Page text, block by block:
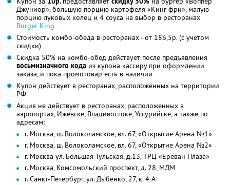
Джуниор», большую порцию картофеля «Кинг фри», малую
порцию луковых колец и 4 соуса на выбор в ресторанах
Burger King
Стоимость комбо-обеда в ресторанах - от 186,5р. (с учетом
скидки)
Скидка 50% на комбо-обед действует после предъявления
восьмизначного кода из купона кассиру при оформлении
заказа, и пока промотовар есть в наличии
Купон действует в ресторанах, расположенных на территории
РФ
Акция не действует в ресторанах, расположенных в
аэропортах, Ижевске, Владивостоке, Уссурийске, а также по
адресам:
г. Москва, ш. Волоколамское, вл. 67, «Открытие Арена №1»
г. Москва, ш. Волоколамское, вл. 67, «Открытие Арена №2»
г. Москва ул. Большая Тульская, д.13, ТРЦ «Ереван Плаза»
г. Москва, Комсомольский проспект, д. 28, МДМ
г. Санкт-Петербург, ул. Дыбенко, 27, к. 4 А